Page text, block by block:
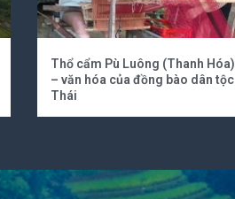
Thổ cẩm Pù Luông (Thanh Hóa)
– văn hóa của đồng bào dân tộc
Thái